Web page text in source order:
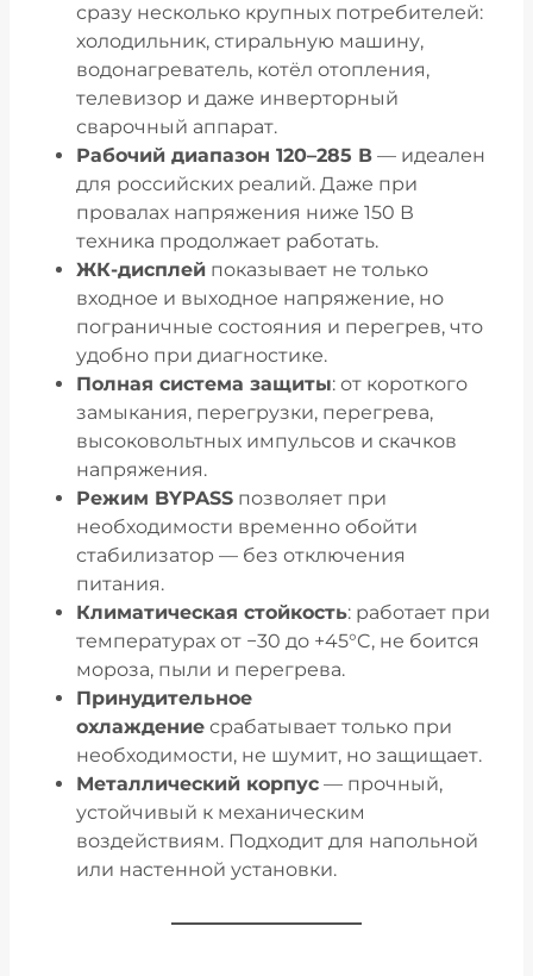
сразу несколько крупных потребителей:
холодильник, стиральную машину,
водонагреватель, котёл отопления,
телевизор и даже инверторный
сварочный аппарат.
Рабочий диапазон 120–285 В — идеален
для российских реалий. Даже при
провалах напряжения ниже 150 В
техника продолжает работать.
ЖК-дисплей показывает не только
входное и выходное напряжение, но
пограничные состояния и перегрев, что
удобно при диагностике.
Полная система защиты: от короткого
замыкания, перегрузки, перегрева,
высоковольтных импульсов и скачков
напряжения.
Режим BYPASS позволяет при
необходимости временно обойти
стабилизатор — без отключения
питания.
Климатическая стойкость: работает при
температурах от −30 до +45°C, не боится
мороза, пыли и перегрева.
Принудительное
охлаждение срабатывает только при
необходимости, не шумит, но защищает.
Металлический корпус — прочный,
устойчивый к механическим
воздействиям. Подходит для напольной
или настенной установки.